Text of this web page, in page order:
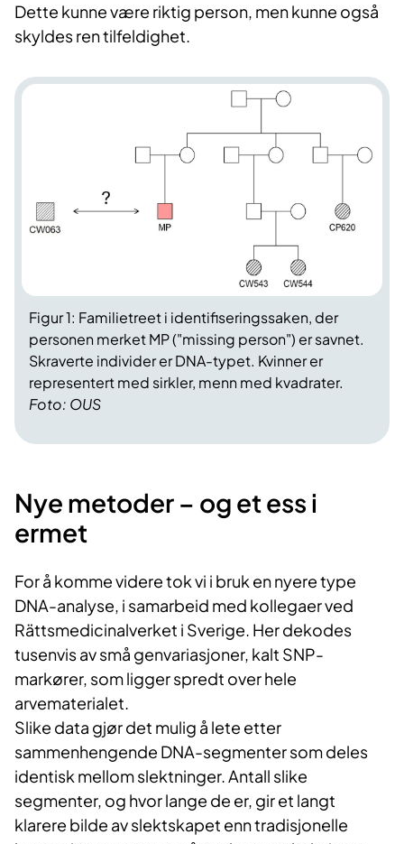
Dette kunne være riktig person, men kunne også
skyldes ren tilfeldighet.
Foto: OUS
Figur 1: Familietreet i identifiseringssaken, der
personen merket MP ("missing person") er savnet.
Skraverte individer er DNA-typet. Kvinner er
representert med sirkler, menn med kvadrater.
Nye metoder – og et ess i
ermet
For å komme videre tok vi i bruk en nyere type
DNA-analyse, i samarbeid med kollegaer ved
Rättsmedicinalverket i Sverige. Her dekodes
tusenvis av små genvariasjoner, kalt SNP-
markører, som ligger spredt over hele
arvematerialet.
Slike data gjør det mulig å lete etter
sammenhengende DNA-segmenter som deles
identisk mellom slektninger. Antall slike
segmenter, og hvor lange de er, gir et langt
klarere bilde av slektskapet enn tradisjonelle